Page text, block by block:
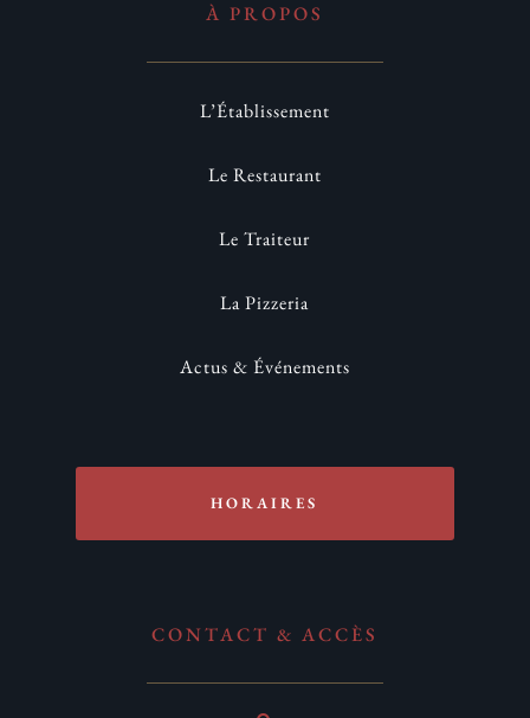
À PROPOS
L’Établissement
Le Restaurant
Le Traiteur
La Pizzeria
Actus & Événements
HORAIRES
CONTACT & ACCÈS